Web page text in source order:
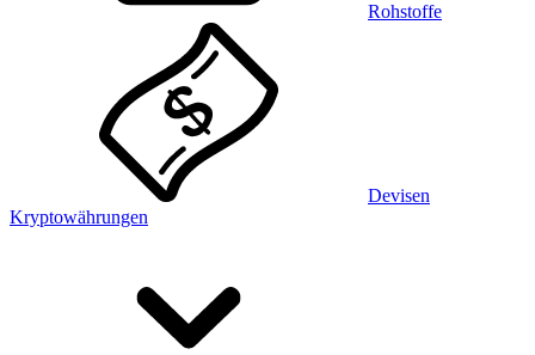
Rohstoffe
Devisen
Kryptowährungen